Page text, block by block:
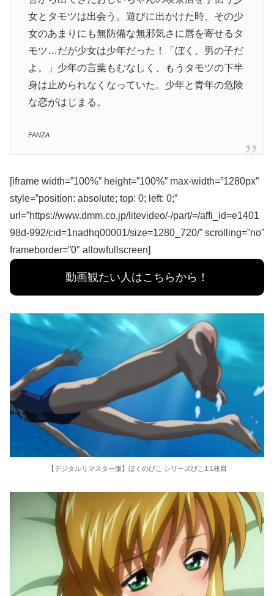
女とタモツは出会う。遊びに出かけた時、その少
女のあまりにも無防備な無邪気さに唇を寄せるタ
モツ…だが少女は少年だった！「ぼく、男の子だ
よ。」少年の言葉もむなしく、もうタモツの下半
身は止められなくなっていた。少年と青年の危険
な恋がはじまる。
FANZA
[iframe width=”100%” height=”100%” max-width=”1280px”
style=”position: absolute; top: 0; left: 0;”
url=”https://www.dmm.co.jp/litevideo/-/part/=/affi_id=e1401
98d-992/cid=1nadhq00001/size=1280_720/” scrolling=”no”
frameborder=”0″ allowfullscreen]
動画観たい人はこちらから！
【デジタルリマスター版】ぼくのぴこ シリーズぴこ1 1枚目